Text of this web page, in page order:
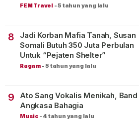
FEM Travel -5 tahun yang lalu
8
Jadi Korban Mafia Tanah, Susan
Somali Butuh 350 Juta Perbulan
Untuk “Pejaten Shelter”
Ragam -5 tahun yang lalu
9
Ato Sang Vokalis Menikah, Band
Angkasa Bahagia
Music - 4 tahun yang lalu